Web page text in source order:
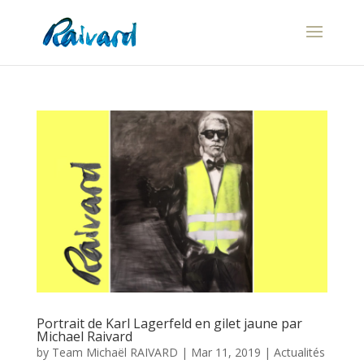
Portrait de Karl Lagerfeld en gilet jaune par
Michael Raivard
by Team Michaël RAIVARD | Mar 11, 2019 | Actualités